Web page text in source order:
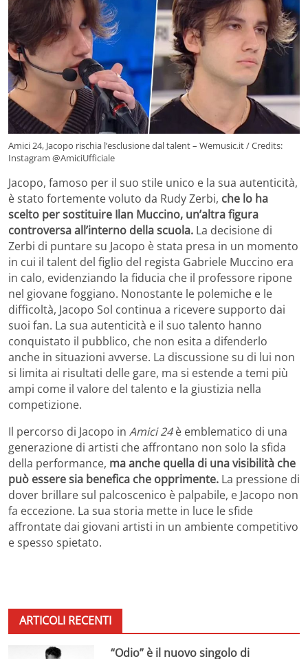
Amici 24, Jacopo rischia l’esclusione dal talent – Wemusic.it / Credits:
Instagram @AmiciUfficiale
Jacopo, famoso per il suo stile unico e la sua autenticità,
è stato fortemente voluto da Rudy Zerbi, che lo ha
scelto per sostituire Ilan Muccino, un’altra figura
controversa all’interno della scuola. La decisione di
Zerbi di puntare su Jacopo è stata presa in un momento
in cui il talent del figlio del regista Gabriele Muccino era
in calo, evidenziando la fiducia che il professore ripone
nel giovane foggiano. Nonostante le polemiche e le
difficoltà, Jacopo Sol continua a ricevere supporto dai
suoi fan. La sua autenticità e il suo talento hanno
conquistato il pubblico, che non esita a difenderlo
anche in situazioni avverse. La discussione su di lui non
si limita ai risultati delle gare, ma si estende a temi più
ampi come il valore del talento e la giustizia nella
competizione.
Il percorso di Jacopo in Amici 24è emblematico di una
generazione di artisti che affrontano non solo la sfida
della performance, ma anche quella di una visibilità che
può essere sia benefica che opprimente. La pressione di
dover brillare sul palcoscenico è palpabile, e Jacopo non
fa eccezione. La sua storia mette in luce le sfide
affrontate dai giovani artisti in un ambiente competitivo
e spesso spietato.
ARTICOLI RECENTI
“Odio” è il nuovo singolo di